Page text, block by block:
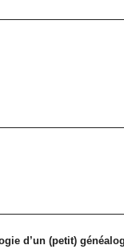
d’un (petit)